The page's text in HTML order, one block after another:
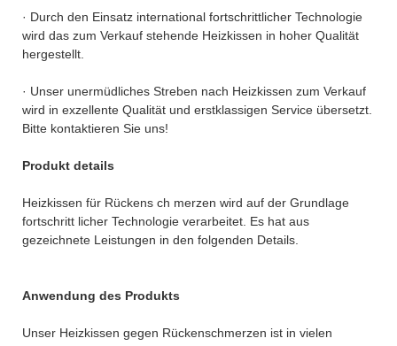
· Durch den Einsatz international fortschrittlicher Technologie
wird das zum Verkauf stehende Heizkissen in hoher Qualität
hergestellt.
· Unser unermüdliches Streben nach Heizkissen zum Verkauf
wird in exzellente Qualität und erstklassigen Service übersetzt.
Bitte kontaktieren Sie uns!
Produkt details
Heizkissen für Rückens ch merzen wird auf der Grundlage
fortschritt licher Technologie verarbeitet. Es hat aus
gezeichnete Leistungen in den folgenden Details.
Anwendung des Produkts
Unser Heizkissen gegen Rückenschmerzen ist in vielen